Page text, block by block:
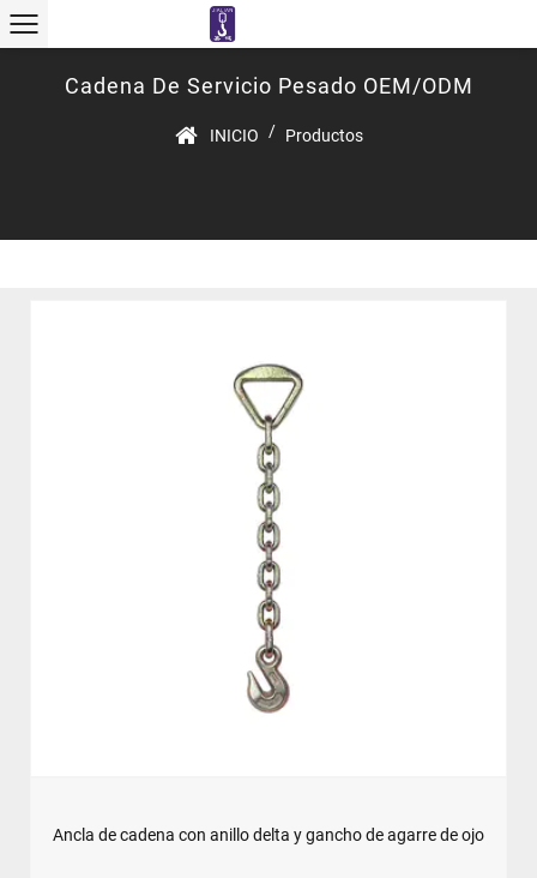
Cadena De Servicio Pesado OEM/ODM
INICIO / Productos
Ancla de cadena con anillo delta y gancho de agarre de ojo